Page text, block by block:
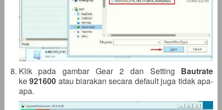
Klik pada gambar Gear 2 dan Setting Bautrate
ke921600 atau biarakan secara default juga tidak apa-
apa.